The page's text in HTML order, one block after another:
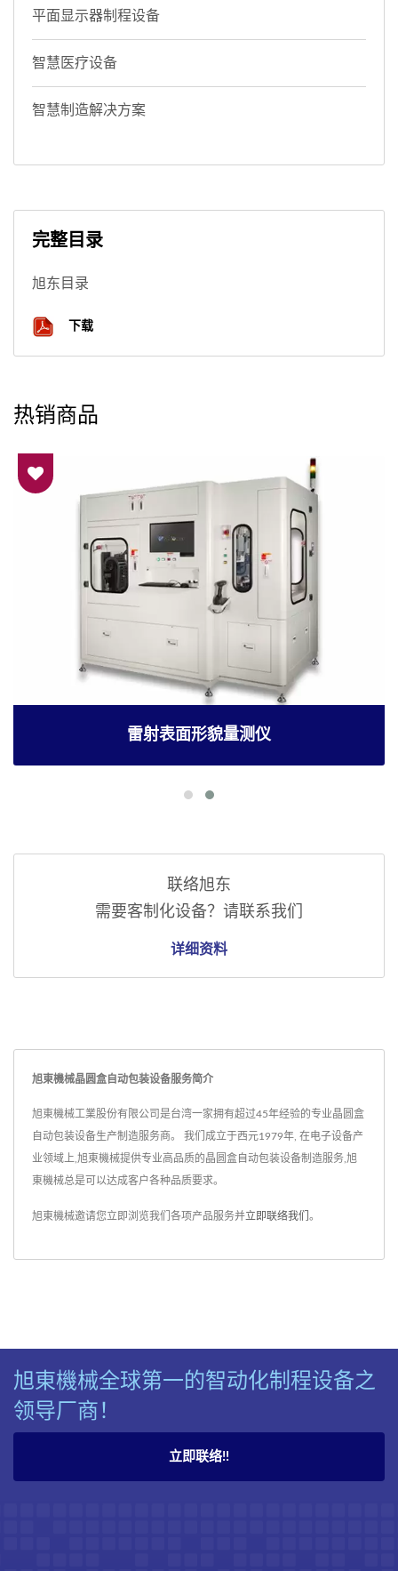
平面显示器制程设备
智慧医疗设备
智慧制造解决方案
完整目录
旭东目录
下载
热销商品
雷射表面形貌量测仪
联络旭东
需要客制化设备？请联系我们
详细资料
旭東機械晶圆盒自动包装设备服务简介
旭東機械工業股份有限公司是台湾一家拥有超过45年经验的专业晶圆盒
自动包装设备生产制造服务商。 我们成立于西元1979年, 在电子设备产
业领域上,旭東機械提供专业高品质的晶圆盒自动包装设备制造服务,旭
東機械总是可以达成客户各种品质要求。
旭東機械邀请您立即浏览我们各项产品服务并立即联络我们 。
旭東機械全球第一的智动化制程设备之
领导厂商！
立即联络!!